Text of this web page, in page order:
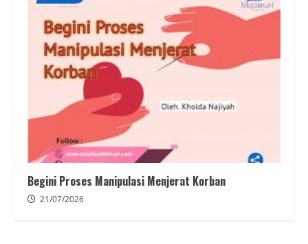
Begini Proses Manipulasi Menjerat Korban
21/07/2026